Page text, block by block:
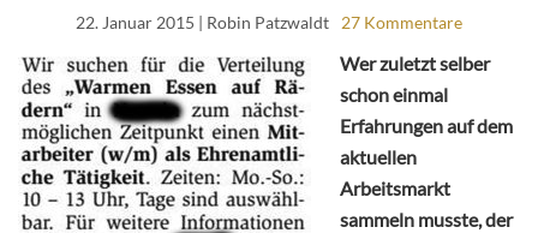
22. Januar 2015 | Robin Patzwaldt 27 Kommentare
Wer zuletzt selber
schon einmal
Erfahrungen auf dem
aktuellen
Arbeitsmarkt
sammeln musste, der